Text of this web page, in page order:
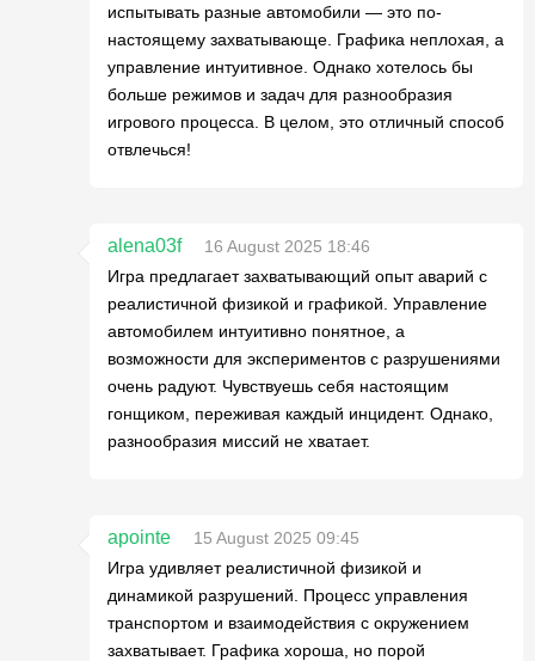
испытывать разные автомобили — это по-
настоящему захватывающе. Графика неплохая, а
управление интуитивное. Однако хотелось бы
больше режимов и задач для разнообразия
игрового процесса. В целом, это отличный способ
отвлечься!
alena03f
16 August 2025 18:46
Игра предлагает захватывающий опыт аварий с
реалистичной физикой и графикой. Управление
автомобилем интуитивно понятное, а
возможности для экспериментов с разрушениями
очень радуют. Чувствуешь себя настоящим
гонщиком, переживая каждый инцидент. Однако,
разнообразия миссий не хватает.
apointe
15 August 2025 09:45
Игра удивляет реалистичной физикой и
динамикой разрушений. Процесс управления
транспортом и взаимодействия с окружением
захватывает. Графика хороша, но порой